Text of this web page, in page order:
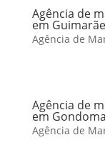
Agência de
em
Agência de
Agência de
em
Agência de